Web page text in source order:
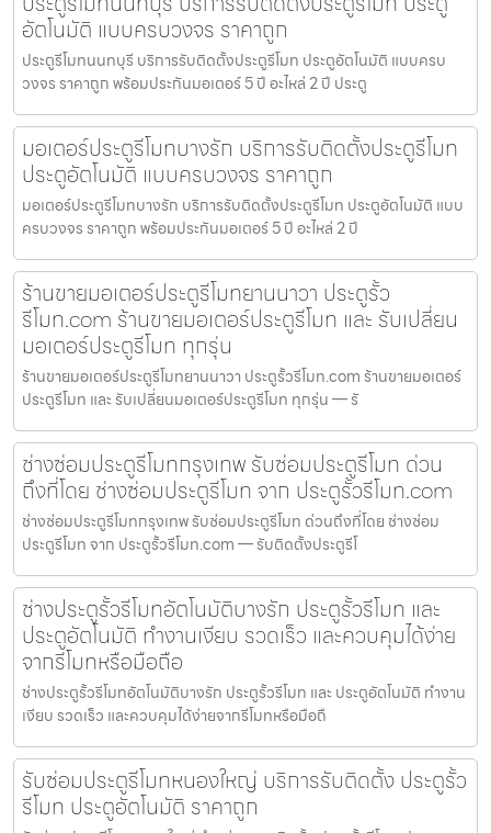
อัตโนมัติ แบบครบวงจร ราคาถูก
ประตูรีโมทนนทบุรี บริการรับติดตั้งประตูรีโมท ประตูอัตโนมัติ แบบครบ
วงจร ราคาถูก พร้อมประกันมอเตอร์ 5 ปี อะไหล่ 2 ปี ประตู
มอเตอร์ประตูรีโมทบางรัก บริการรับติดตั้งประตูรีโมท
ประตูอัตโนมัติ แบบครบวงจร ราคาถูก
มอเตอร์ประตูรีโมทบางรัก บริการรับติดตั้งประตูรีโมท ประตูอัตโนมัติ แบบ
ครบวงจร ราคาถูก พร้อมประกันมอเตอร์ 5 ปี อะไหล่ 2 ปี
ร้านขายมอเตอร์ประตูรีโมทยานนาวา ประตูรั้ว
รีโมท.com ร้านขายมอเตอร์ประตูรีโมท และ รับเปลี่ยน
มอเตอร์ประตูรีโมท ทุกรุ่น
ร้านขายมอเตอร์ประตูรีโมทยานนาวา ประตูรั้วรีโมท.com ร้านขายมอเตอร์
ประตูรีโมท และ รับเปลี่ยนมอเตอร์ประตูรีโมท ทุกรุ่น — รั
ช่างซ่อมประตูรีโมทกรุงเทพ รับซ่อมประตูรีโมท ด่วน
ถึงที่โดย ช่างซ่อมประตูรีโมท จาก ประตูรั้วรีโมท.com
ช่างซ่อมประตูรีโมทกรุงเทพ รับซ่อมประตูรีโมท ด่วนถึงที่โดย ช่างซ่อม
ประตูรีโมท จาก ประตูรั้วรีโมท.com — รับติดตั้งประตูรีโ
ช่างประตูรั้วรีโมทอัตโนมัติบางรัก ประตูรั้วรีโมท และ
ประตูอัตโนมัติ ทำงานเงียบ รวดเร็ว และควบคุมได้ง่าย
จากรีโมทหรือมือถือ
ช่างประตูรั้วรีโมทอัตโนมัติบางรัก ประตูรั้วรีโมท และ ประตูอัตโนมัติ ทำงาน
เงียบ รวดเร็ว และควบคุมได้ง่ายจากรีโมทหรือมือถื
รับซ่อมประตูรีโมทหนองใหญ่ บริการรับติดตั้ง ประตูรั้ว
รีโมท ประตูอัตโนมัติ ราคาถูก